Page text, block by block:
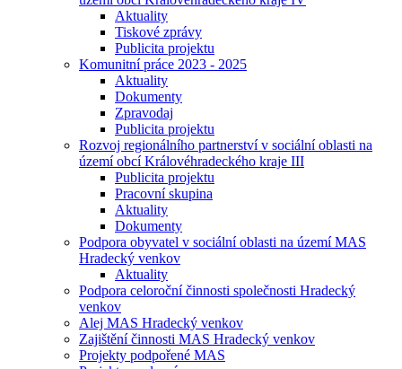
Aktuality
Tiskové zprávy
Publicita projektu
Komunitní práce 2023 - 2025
Aktuality
Dokumenty
Zpravodaj
Publicita projektu
Rozvoj regionálního partnerství v sociální oblasti na
území obcí Královéhradeckého kraje III
Publicita projektu
Pracovní skupina
Aktuality
Dokumenty
Podpora obyvatel v sociální oblasti na území MAS
Hradecký venkov
Aktuality
Podpora celoroční činnosti společnosti Hradecký
venkov
Alej MAS Hradecký venkov
Zajištění činnosti MAS Hradecký venkov
Projekty podpořené MAS